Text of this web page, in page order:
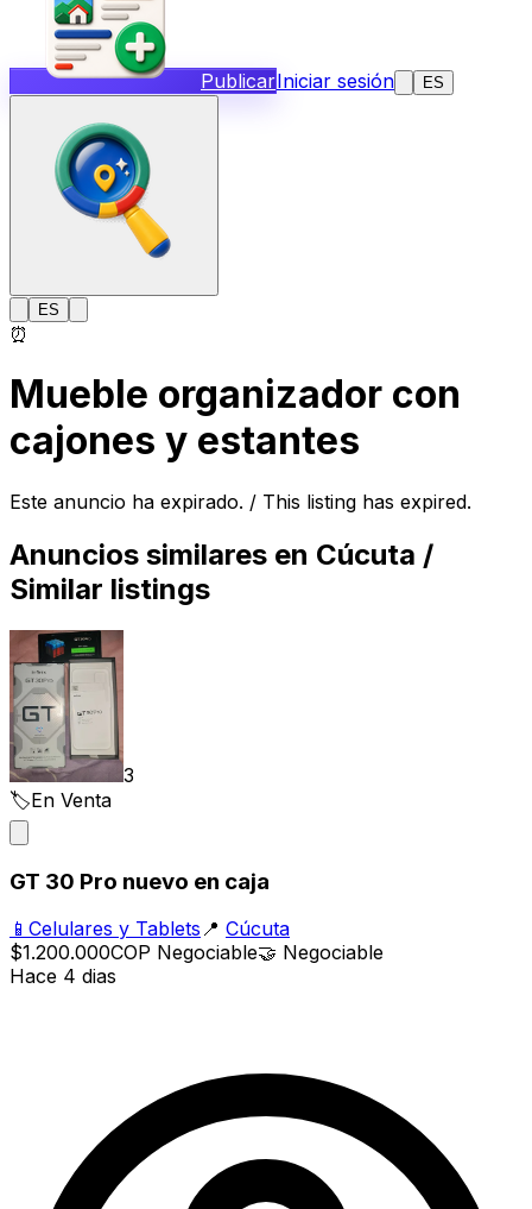
PublicarIniciar sesión ES
ES
⏰
Mueble organizador con
cajones y estantes
Este anuncio ha expirado. / This listing has expired.
Anuncios similares en Cúcuta /
Similar listings
3
🏷️En Venta
GT 30 Pro nuevo en caja
📱 Celulares y Tablets 📍 Cúcuta
$1.200.000COP Negociable🤝 Negociable
Hace 4 dias